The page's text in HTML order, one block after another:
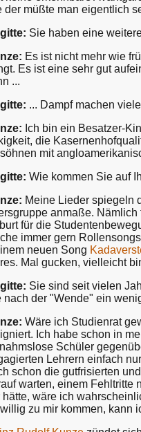
der müßte man eigentlich
Sie haben eine
Es ist nicht mehr wie
Es ist eine sehr gut
...
... Dampf machen
Ich bin ein Besatzer-
die
mit
Wie kommen Sie auf
Meine Lieder spiegeln
anmaße.
für die
immer gern
neuen Song
Mal gucken, vielleicht
Sie sind seit vielen
nach der "Wende" ein
Wäre ich Studienrat
Ich habe schon in
Schüler
Lehrern einfach
schon die gutfrisierten
warten, einem Fehltritte
hätte, wäre ich
zu mir kommen, kann